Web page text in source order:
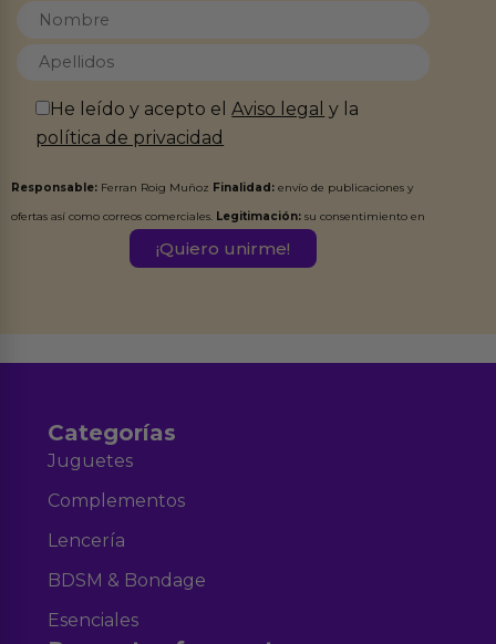
He leído y acepto elAviso legal y la
política de privacidad
Responsable: Ferran Roig Muñoz Finalidad: envío de publicaciones y
ofertas así como correos comerciales. Legitimación: su consentimiento en
Destinatarios:Ferran Roig Muñoz. Podrás ejercer tus
Categorías
Juguetes
Complementos
Lencería
BDSM & Bondage
Esenciales